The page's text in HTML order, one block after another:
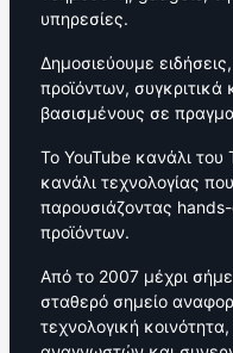
υπηρεσίες.
Δημοσιεύουμε
προϊόντων, συγκριτικά
βασισμένους σε
Το YouTube κανάλι
κανάλι τεχνολογίας
παρουσιάζοντας
προϊόντων.
Από το 2007 μέχρι
σταθερό σημείο
τεχνολογική